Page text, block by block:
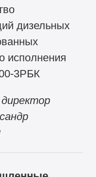
дизельных
исполнения
3РБК